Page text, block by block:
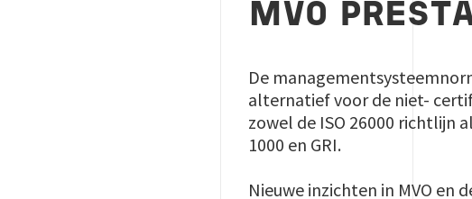
MVO
De
alternatief voor de niet-
zowel de ISO 26000 richtlijn
1000 en GRI.
Nieuwe inzichten in MVO en